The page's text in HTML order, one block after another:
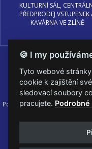
KULTURNÍ SÁL,
PŘEDPRODEJ VSTUPENEK
KAVÁRNA VE ZLÍNĚ
Podmínky užití 🍪 Změnit
Web s k metalu
🍪 I my
Tyto webové
cookie k zajištění
sledovací soubory
pracujete.